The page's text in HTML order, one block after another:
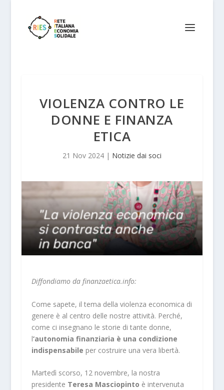
VIOLENZA CONTRO LE
DONNE E FINANZA
ETICA
21 Nov 2024| Notizie dai soci
Diffondiamo da finanzaetica.info:
Come sapete, il tema della violenza economica di
genere è al centro delle nostre attività. Perché,
come ci insegnano le storie di tante donne,
l‘autonomia finanziaria è una condizione
indispensabile per costruire una vera libertà.
Martedì scorso, 12 novembre, la nostra
presidente Teresa Masciopinto è intervenuta